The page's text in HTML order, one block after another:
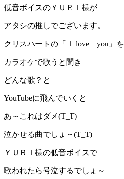
低音ボイスのＹＵＲＩ様が
アタシの推しでございます。
クリスハートの「Ｉ love you」を
カラオケで歌うと聞き
どんな歌？と
YouTubeに飛んでいくと
あ～これはダメ(T_T)
泣かせる曲でしょ～(T_T)
ＹＵＲＩ様の低音ボイスで
歌われたら号泣するでしょ～